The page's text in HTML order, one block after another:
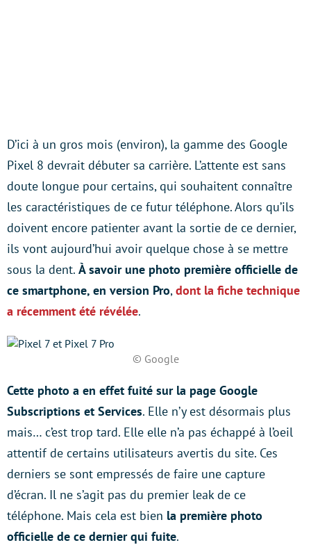
D’ici à un gros mois (environ), la gamme des Google
Pixel 8 devrait débuter sa carrière. L’attente est sans
doute longue pour certains, qui souhaitent connaître
les caractéristiques de ce futur téléphone. Alors qu’ils
doivent encore patienter avant la sortie de ce dernier,
ils vont aujourd’hui avoir quelque chose à se mettre
sous la dent. À savoir une photo première officielle de
ce smartphone, en version Pro,dont la fiche technique
a récemment été révélée.
© Google
Cette photo a en effet fuité sur la page Google
Subscriptions et Services. Elle n’y est désormais plus
mais… c’est trop tard. Elle elle n’a pas échappé à l’oeil
attentif de certains utilisateurs avertis du site. Ces
derniers se sont empressés de faire une capture
d’écran. Il ne s’agit pas du premier leak de ce
téléphone. Mais cela est bien la première photo
officielle de ce dernier qui fuite.